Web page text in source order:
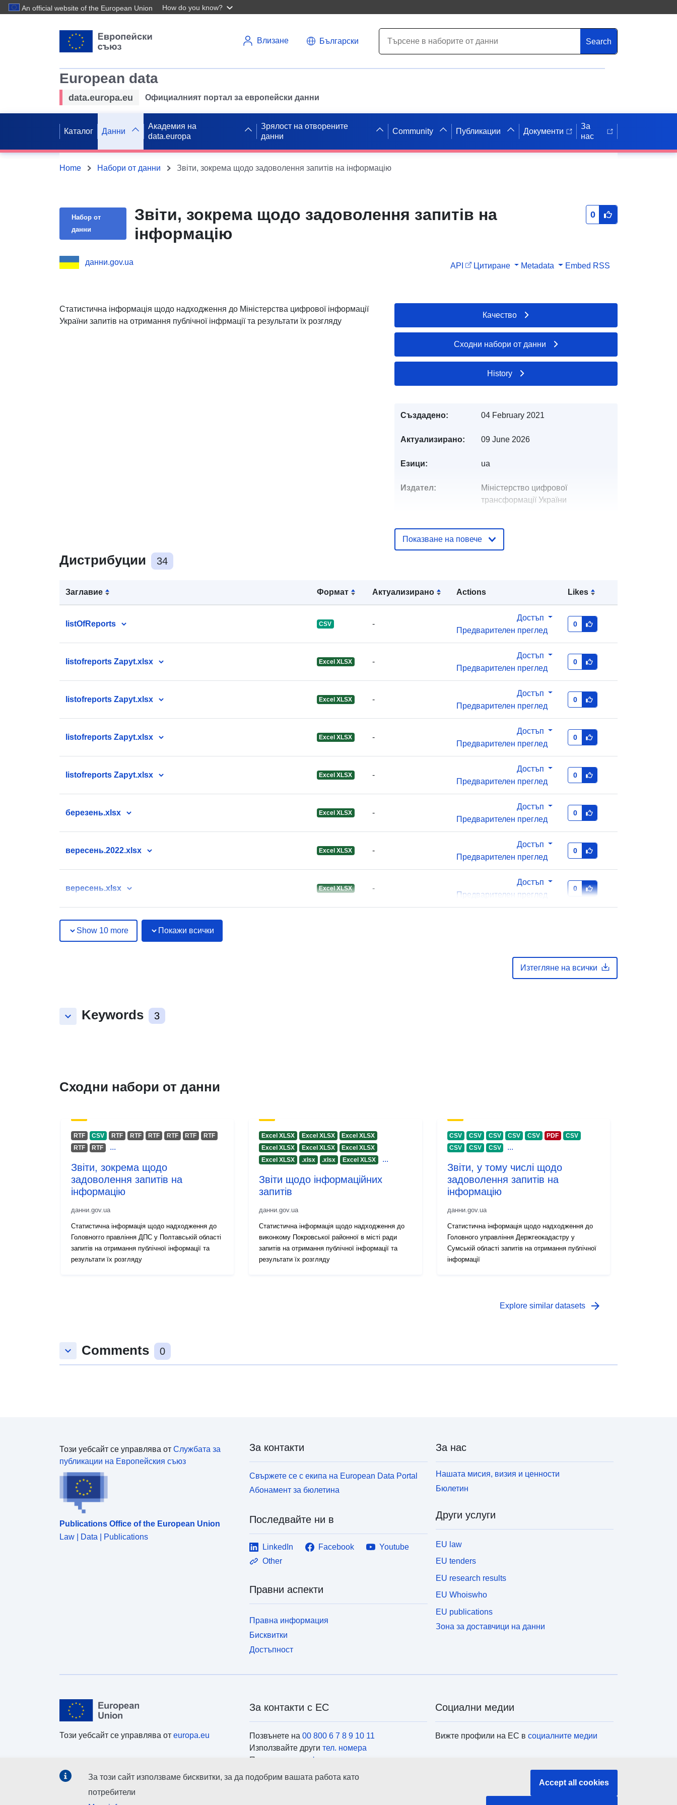
An official website of the European Union How do you know?
Влизане Български Search
European data
data.europa.eu Официалният портал за европейски данни
Каталог Данни
Академия на
data.europa
Зрялост на отворените
данни
Community Публикации Документи
За
нас
Home Набори от данни Звіти, зокрема щодо задоволення запитів на інформацію
Набор от
данни
Звіти, зокрема щодо задоволення запитів на
інформацію
0
данни.gov.ua API Цитиране Metadata Embed RSS
Статистична інформація щодо надходження до Міністерства цифрової інформації
України запитів на отримання публічної інфрмації та результати їх розгляду
Дистрибуции 34
Заглавие Формат Актуализирано Actions Likes
listOfReports CSV -
Достъп
Предварителен преглед
0
listofreports Zapyt.xlsx Excel XLSX -
Достъп
Предварителен преглед
0
listofreports Zapyt.xlsx Excel XLSX -
Достъп
Предварителен преглед
0
listofreports Zapyt.xlsx Excel XLSX -
Достъп
Предварителен преглед
0
listofreports Zapyt.xlsx Excel XLSX -
Достъп
Предварителен преглед
0
березень.xlsx Excel XLSX -
Достъп
Предварителен преглед
0
вересень.2022.xlsx Excel XLSX -
Достъп
Предварителен преглед
0
вересень.xlsx Excel XLSX -
Достъп
Предварителен преглед
0
Show 10 more Покажи всички
Изтегляне на всички
keyboard_arrow_down Keywords 3
Качество
Сходни набори от данни
History
Създадено: 04 February 2021
Актуализирано: 09 June 2026
Езици: ua
Издател:
Міністерство цифрової
трансформації України
Имейл:
Актуализирана на data.europa.eu:
29 July 2026
Идентификатор
и:
69b9acd0-e6a7-434b-9a25-
64106c02cf8b
http://data.europa.eu/88u/dataset/69
b9acd0-e6a7-434b-9a25-
64106c02cf8b
Показване на повече
Сходни набори от данни
RTF CSV RTF RTF RTF RTF RTF
RTF
RTF
RTF ...
Звіти, зокрема щодо
задоволення запитів на
інформацію
данни.gov.ua
Статистична інформація щодо надходження до
Головногго правління ДПС у Полтавській області
запитів на отримання публічної інформації та
результати їх розгляду
Excel XLSX Excel XLSX
Excel XLSX
Excel XLSX
Excel XLSX
Excel XLSX
Excel XLSX
.xlsx .xlsx Excel XLSX ...
Звіти щодо інформаційних
запитів
данни.gov.ua
Статистична інформація щодо надходження до
виконкому Покровської районної в місті ради
запитів на отримання публічної інформації та
результати їх розгляду
CSV CSV CSV CSV CSV PDF
CSV
CSV
CSV CSV ...
Звіти, у тому числі щодо
задоволення запитів на
інформацію
данни.gov.ua
Статистична інформація щодо надходження до
Головного управління Держгеокадастру у
Сумській області запитів на отримання публічної
інформації
Explore similar datasets arrow_forward
keyboard_arrow_down Comments 0
Този уебсайт се управлява от Службата за
публикации на Европейския съюз
Publications Office of the European Union
Law | Data | Publications
За контакти
Свържете се с екипа на European Data Portal
Абонамент за бюлетина
Последвайте ни в
LinkedIn Facebook
Youtube
Other
Правни аспекти
Правна информация
Бисквитки
Достъпност
За нас
Нашата мисия, визия и ценности
Бюлетин
Други услуги
EU law
EU tenders
EU research results
EU Whoiswho
EU publications
Зона за доставчици на данни
Този уебсайт се управлява от europa.eu
За контакти с ЕС
Позвънете на 00 800 6 7 8 9 10 11
Използвайте други тел. номера
Пишете ни чрез
формуляра за контакти
Посетете ни в
центровете на ЕС
Социални медии
Вижте профили на ЕС всоциалните медии
Институции и органи на ЕС
За този сайт използваме бисквитки, за да подобрим вашата работа като
потребители
Accept all cookies